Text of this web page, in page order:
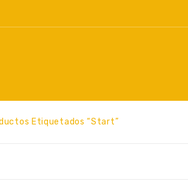
Etiquetados “start”